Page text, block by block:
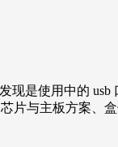
现是使用中的
芯片与主板方案